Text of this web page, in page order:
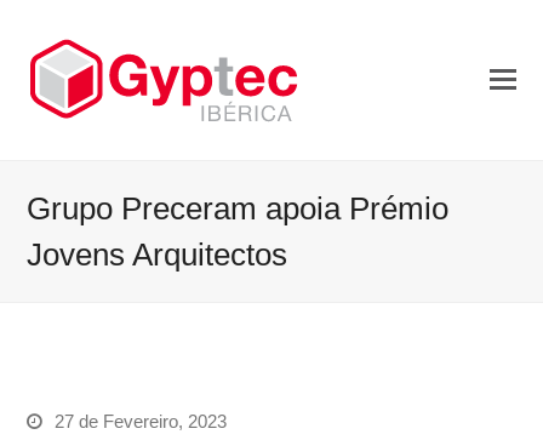
Grupo Preceram apoia Prémio
Jovens Arquitectos
27 de Fevereiro, 2023